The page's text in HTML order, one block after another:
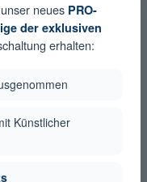
neues PRO-
der exklusiven
erhalten:
Künstlicher